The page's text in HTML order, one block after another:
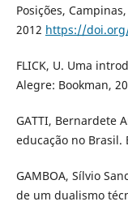
Posições,
2012 https://doi.org/
FLICK, U. Uma
Alegre: Bookman,
GATTI, Bernardete
educação no Brasil.
GAMBOA, Sílvio
de um dualismo